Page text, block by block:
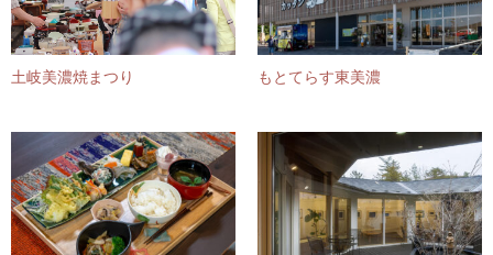
土岐美濃焼まつり もとてらす東美濃